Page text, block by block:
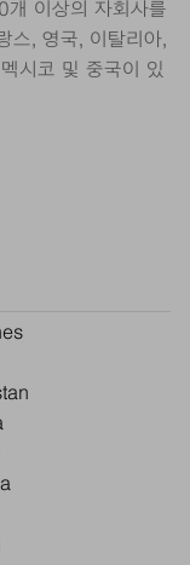
이상의 자회사를
스, 영국, 이탈리아,
시코 및 중국이 있